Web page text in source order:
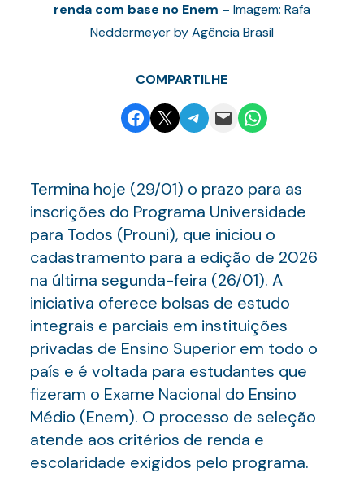
renda com base no Enem – Imagem: Rafa
Neddermeyer by Agência Brasil
COMPARTILHE
Share on Facebook
Email this PageShare on Telegram
Email this PageShare on WhatsApp
Termina hoje (29/01) o prazo para as
inscrições do Programa Universidade
para Todos (Prouni), que iniciou o
cadastramento para a edição de 2026
na última segunda-feira (26/01). A
iniciativa oferece bolsas de estudo
integrais e parciais em instituições
privadas de Ensino Superior em todo o
país e é voltada para estudantes que
fizeram o Exame Nacional do Ensino
Médio (Enem). O processo de seleção
atende aos critérios de renda e
escolaridade exigidos pelo programa.